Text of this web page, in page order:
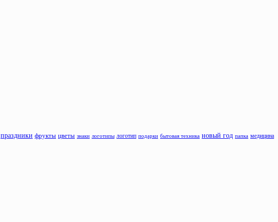
праздники фрукты цветы знаки логотипы логотип подарки бытовая техника новый год папка медицина